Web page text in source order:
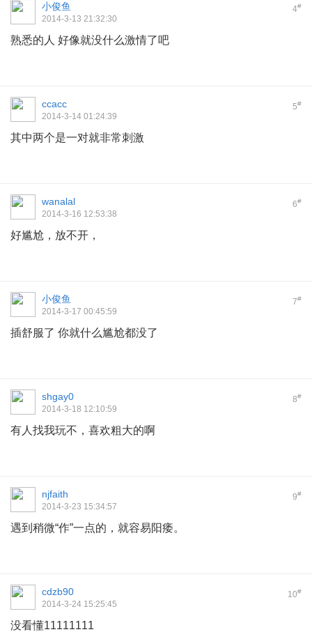
4#
小俊鱼
2014-3-13 21:32:30
熟悉的人 好像就没什么激情了吧
5#
ccacc
2014-3-14 01:24:39
其中两个是一对就非常刺激
6#
wanalal
2014-3-16 12:53:38
好尴尬，放不开，
7#
小俊鱼
2014-3-17 00:45:59
插舒服了 你就什么尴尬都没了
8#
shgay0
2014-3-18 12:10:59
有人找我玩不，喜欢粗大的啊
9#
njfaith
2014-3-23 15:34:57
遇到稍微“作”一点的，就容易阳痿。
10#
cdzb90
2014-3-24 15:25:45
没看懂11111111